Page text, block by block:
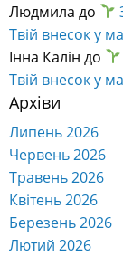
Людмила до
Твій внесок у
Інна Калін до
Твій внесок у
Архіви
Липень 2026
Червень 2026
Травень 2026
Квітень 2026
Березень 2026
Лютий 2026